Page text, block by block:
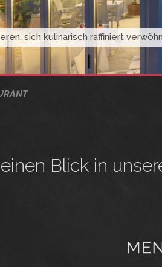
sich kulinarisch raffiniert
Blick in